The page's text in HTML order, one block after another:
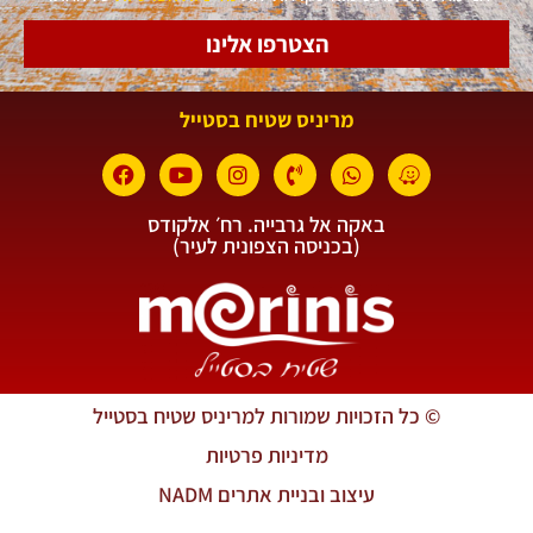
הצטרפו אלינו
מריניס שטיח בסטייל
באקה אל גרבייה. רח׳ אלקודס
(בכניסה הצפונית לעיר)
עיצוב ובניית אתרים NADM
מדיניות פרטיות
© כל הזכויות שמורות למריניס שטיח בסטייל